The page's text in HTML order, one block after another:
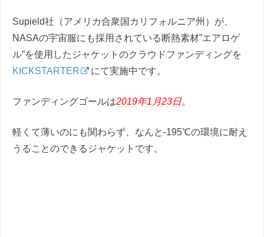
Supield社（アメリカ合衆国カリフォルニア州）が、
NASAの宇宙服にも採用されている断熱素材”エアロゲ
ル”を使用したジャケットのクラウドファンディングを
KICKSTARTER
にて実施中です。
ファンディングゴールは2019年1月23日。
軽くて薄いのにも関わらず、なんと-195℃の環境に耐え
うることのできるジャケットです。